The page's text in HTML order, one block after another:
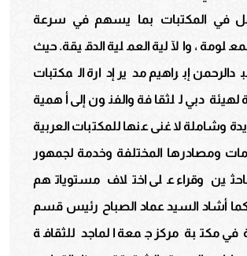
في المكتبات بما يسهم في سرعة
، والآلية العملية الدقيقة. حيث
إبراهيم مدير إدارة المكتبات
لهيئة دبي للثقافة والفنون إلى أهمية
وشاملة لا غنى عنها للمكتبات العربية
ومصادرها المختلفة وخدمة لجمهور
وقراء على اختلاف مستوياتهم
أشاد السيد عماد الصباح رئيس قسم
في مكتبة مركز جمعة الماجد للثقافة